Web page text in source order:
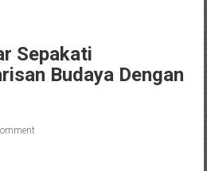
Sepakati
Budaya Dengan